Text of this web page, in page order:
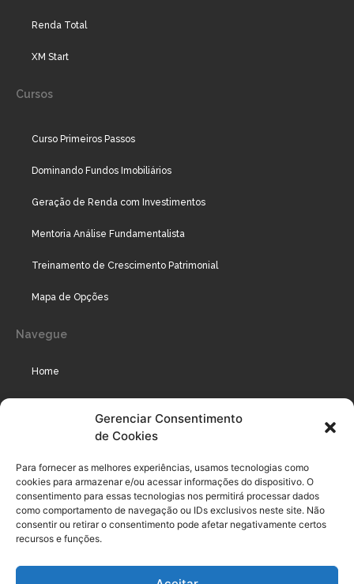
Gerenciar Consentimento
de Cookies
Para fornecer as melhores experiências, usamos tecnologias como
cookies para armazenar e/ou acessar informações do dispositivo. O
consentimento para essas tecnologias nos permitirá processar dados
como comportamento de navegação ou IDs exclusivos neste site. Não
consentir ou retirar o consentimento pode afetar negativamente certos
recursos e funções.
Renda Total
XM Start
Cursos
Curso Primeiros Passos
Dominando Fundos Imobiliários
Geração de Renda com Investimentos
Mentoria Análise Fundamentalista
Treinamento de Crescimento Patrimonial
Mapa de Opções
Navegue
Home
Podcast
Legal